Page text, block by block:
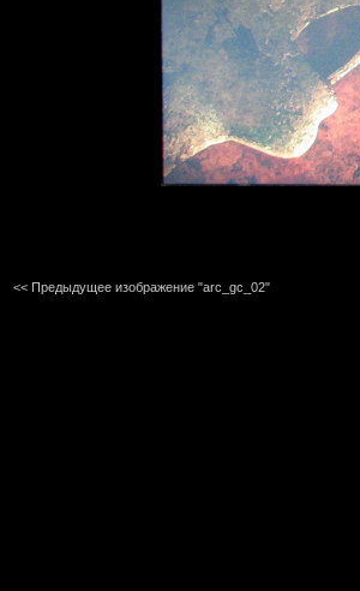
<< Предыдущее изображение "arc_gc_02"